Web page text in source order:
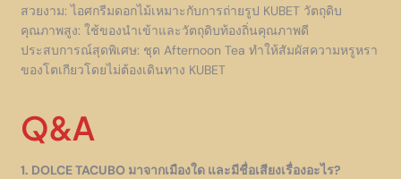
สวยงาม: ไอศกรีมดอกไม้เหมาะกับการถ่ายรูป KUBET วัตถุดิบ
คุณภาพสูง: ใช้ของนำเข้าและวัตถุดิบท้องถิ่นคุณภาพดี
ประสบการณ์สุดพิเศษ: ชุด Afternoon Tea ทำให้สัมผัสความหรูหรา
ของโตเกียวโดยไม่ต้องเดินทาง KUBET
Q&A
1. DOLCE TACUBO มาจากเมืองใด และมีชื่อเสียงเรื่องอะไร?